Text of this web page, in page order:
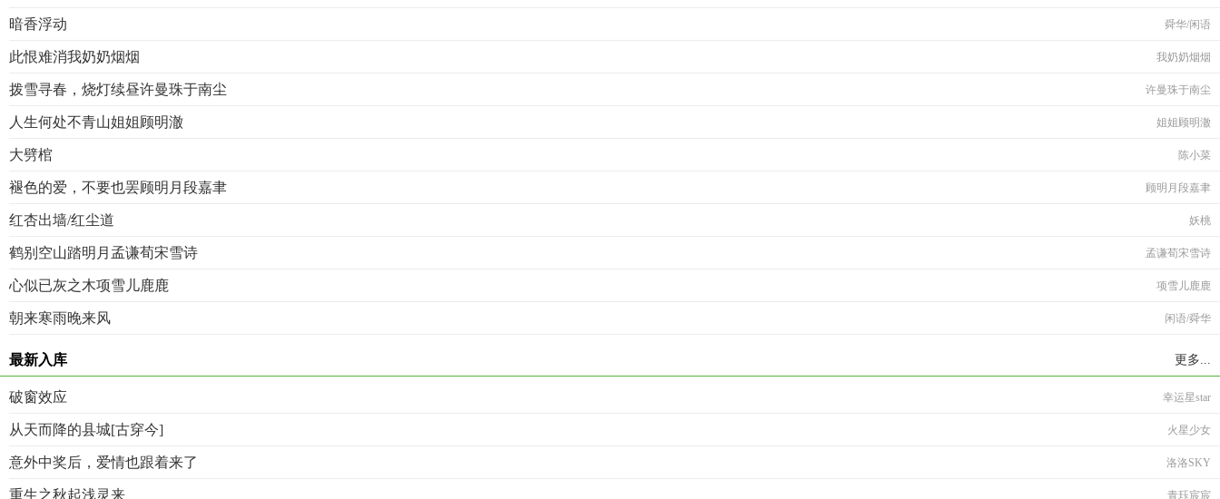
暗香浮动 舜华/闲语
此恨难消我奶奶烟烟 我奶奶烟烟
拨雪寻春，烧灯续昼许曼珠于南尘 许曼珠于南尘
人生何处不青山姐姐顾明澈 姐姐顾明澈
大劈棺 陈小菜
褪色的爱，不要也罢顾明月段嘉聿 顾明月段嘉聿
红杏出墙/红尘道 妖桃
鹤别空山踏明月孟谦荀宋雪诗 孟谦荀宋雪诗
心似已灰之木项雪儿鹿鹿 项雪儿鹿鹿
朝来寒雨晚来风 闲语/舜华
最新入库 更多...
破窗效应 幸运星star
从天而降的县城[古穿今] 火星少女
意外中奖后，爱情也跟着来了 洛洛SKY
重生之秋起浅灵来 青珏宸宸